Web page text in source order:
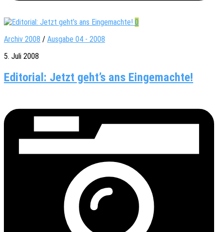
0
Archiv 2008 / Ausgabe 04 - 2008
5. Juli 2008
Editorial: Jetzt geht’s ans Eingemachte!